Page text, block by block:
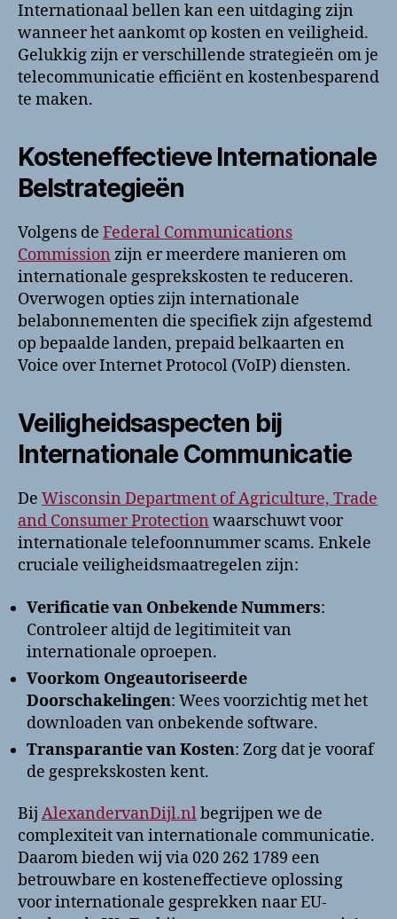
Internationaal bellen kan een uitdaging zijn
wanneer het aankomt op kosten en veiligheid.
Gelukkig zijn er verschillende strategieën om je
telecommunicatie efficiënt en kostenbesparend
te maken.
Kosteneffectieve Internationale
Belstrategieën
Volgens de Federal Communications
Commission zijn er meerdere manieren om
internationale gesprekskosten te reduceren.
Overwogen opties zijn internationale
belabonnementen die specifiek zijn afgestemd
op bepaalde landen, prepaid belkaarten en
Voice over Internet Protocol (VoIP) diensten.
Veiligheidsaspecten bij
Internationale Communicatie
De Wisconsin Department of Agriculture, Trade
and Consumer Protection waarschuwt voor
internationale telefoonnummer scams. Enkele
cruciale veiligheidsmaatregelen zijn:
Verificatie van Onbekende Nummers:
Controleer altijd de legitimiteit van
internationale oproepen.
Voorkom Ongeautoriseerde
Doorschakelingen: Wees voorzichtig met het
downloaden van onbekende software.
Transparantie van Kosten: Zorg dat je vooraf
de gesprekskosten kent.
Bij AlexandervanDijl.nlbegrijpen we de
complexiteit van internationale communicatie.
Daarom bieden wij via 020 262 1789 een
betrouwbare en kosteneffectieve oplossing
voor internationale gesprekken naar EU-